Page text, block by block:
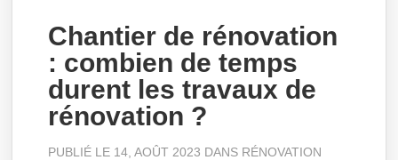
Chantier de rénovation
: combien de temps
durent les travaux de
rénovation ?
PUBLIÉ LE 14, AOÛT 2023 DANS RÉNOVATION